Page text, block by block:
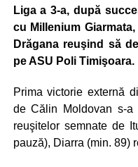
Liga a 3-a, după
cu Millenium
Drăgana reuşind să
pe ASU Poli Timişoara.
Prima victorie externă
de Călin Moldovan s-a
reuşitelor semnate de
pauză), Diarra (min. 89)